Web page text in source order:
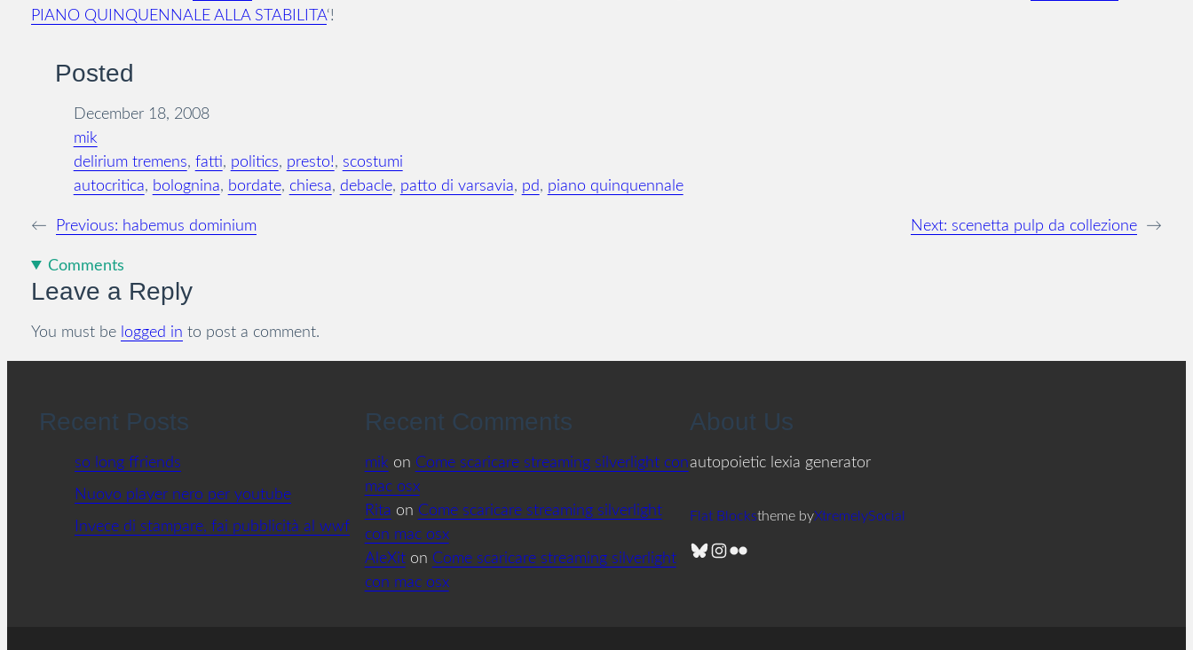
PIANO QUINQUENNALE ALLA STABILITA‘!
Posted
December 18, 2008
mik
delirium tremens, fatti, politics, presto!, scostumi
autocritica, bolognina, bordate, chiesa, debacle, patto di varsavia, pd, piano quinquennale
← Previous: habemus dominium Next: scenetta pulp da collezione →
Comments
Leave a Reply
You must be logged in to post a comment.
Recent Posts
so long ffriends
Nuovo player nero per youtube
Invece di stampare, fai pubblicità al wwf
Recent Comments
mik on Come scaricare streaming silverlight con
mac osx
Rita on Come scaricare streaming silverlight
con mac osx
AleXiton Come scaricare streaming silverlight
con mac osx
About Us
autopoietic lexia generator
Flat Blockstheme byXtremelySocial
Bluesky Instagram Flickr